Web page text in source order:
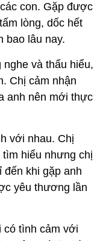
con. Gặp được
lòng, dốc hết
bao lâu nay.
nghe và thấu hiểu,
Chị cảm nhận
anh nên mới thực
với nhau. Chị
hiểu nhưng chị
khi gặp anh
yêu thương lần
có tình cảm với